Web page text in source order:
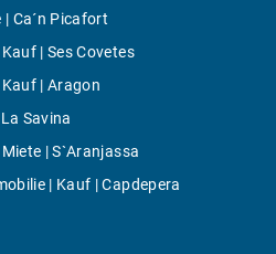
| Ca´n Picafort
| Ses Covetes
| Aragon
Savina
| S`Aranjassa
| Kauf | Capdepera